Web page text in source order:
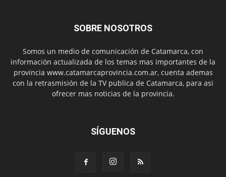
SOBRE NOSOTROS
Somos un medio de comunicación de Catamarca, con
información actualizada de los temas mas importantes de la
provincia www.catamarcaprovincia.com.ar, cuenta ademas
con la retrasmisión de la TV publica de Catamarca, para asi
ofrecer mas noticias de la provincia.
SÍGUENOS